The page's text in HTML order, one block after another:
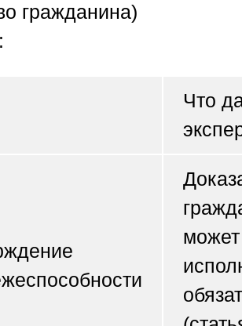
гражданина)
Что
может